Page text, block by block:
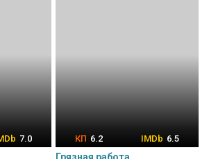
7.0 6.2 6.5
Грязная работа